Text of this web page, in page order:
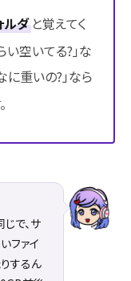
ルダ と覚えてく
い空いてる?」な
に重いの?」なら
で、サ
ファイ
するん